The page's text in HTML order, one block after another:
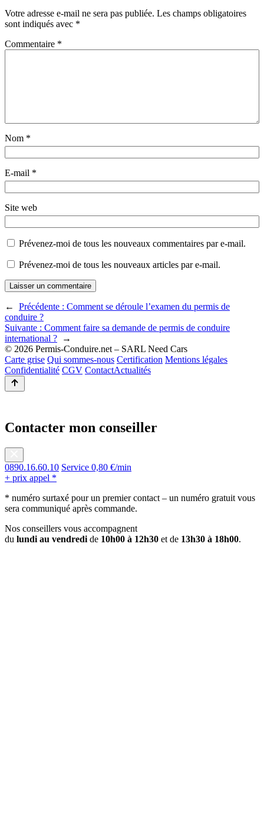
Votre adresse e-mail ne sera pas publiée. Les champs obligatoires
sont indiqués avec *
Commentaire *
Nom *
E-mail *
Site web
Prévenez-moi de tous les nouveaux commentaires par e-mail.
Prévenez-moi de tous les nouveaux articles par e-mail.
← Précédente : Comment se déroule l’examen du permis de
conduire ?
Suivante : Comment faire sa demande de permis de conduire
international ?
→
© 2026 Permis-Conduire.net – SARL Need Cars
Carte grise Qui sommes-nous Certification Mentions légales
Confidentialité CGV ContactActualités
Contacter mon conseiller
0890.16.60.10 Service 0,80 €/min
+ prix appel *
* numéro surtaxé pour un premier contact – un numéro gratuit vous
sera communiqué après commande.
Nos conseillers vous accompagnent
du lundi au vendredi de 10h00 à 12h30 et de 13h30 à 18h00.